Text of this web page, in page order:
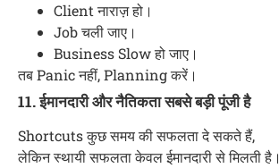
Client नाराज़ हो।
Job चली जाए।
Business Slow हो जाए।
तब Panic नहीं, Planning करें।
11. ईमानदारी और नैतिकता सबसे बड़ी पूंजी है
Shortcuts कुछ समय की सफलता दे सकते हैं,
लेकिन स्थायी सफलता केवल ईमानदारी से मिलती है।